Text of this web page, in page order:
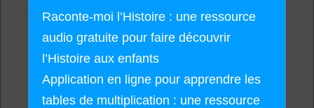
Raconte-moi l’Histoire : une ressource
audio gratuite pour faire découvrir
l’Histoire aux enfants
Application en ligne pour apprendre les
tables de multiplication : une ressource